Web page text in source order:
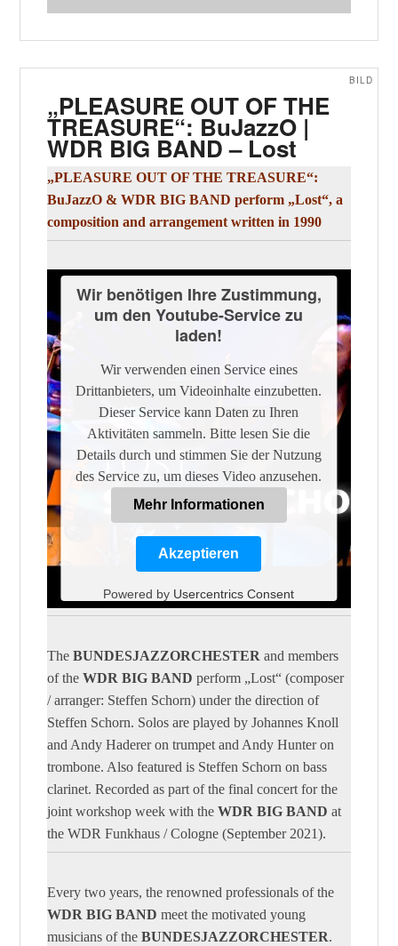
„PLEASURE OUT OF THE
TREASURE“: BuJazzO |
WDR BIG BAND – Lost
BILD
„PLEASURE OUT OF THE TREASURE“:
BuJazzO & WDR BIG BAND perform „Lost“, a
composition and arrangement written in 1990
Wir benötigen Ihre Zustimmung,
um den Youtube-Service zu
laden!
Wir verwenden einen Service eines
Drittanbieters, um Videoinhalte einzubetten.
Dieser Service kann Daten zu Ihren
Aktivitäten sammeln. Bitte lesen Sie die
Details durch und stimmen Sie der Nutzung
des Service zu, um dieses Video anzusehen.
Mehr Informationen
Akzeptieren
Powered by Usercentrics Consent
Management Platform
TheBUNDESJAZZORCHESTER and members
of theWDR BIG BAND perform „Lost“ (composer
/ arranger: Steffen Schorn) under the direction of
Steffen Schorn. Solos are played by Johannes Knoll
and Andy Haderer on trumpet and Andy Hunter on
trombone. Also featured is Steffen Schorn on bass
clarinet. Recorded as part of the final concert for the
joint workshop week with theWDR BIG BAND at
the WDR Funkhaus / Cologne (September 2021).
Every two years, the renowned professionals of the
WDR BIG BAND meet the motivated young
musicians of theBUNDESJAZZORCHESTER.